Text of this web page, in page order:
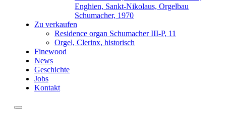
Enghien, Sankt-Nikolaus, Orgelbau
Schumacher, 1970
Zu verkaufen
Residence organ Schumacher III-P, 11
Orgel, Clerinx, historisch
Finewood
News
Geschichte
Jobs
Kontakt
Toggle navigation